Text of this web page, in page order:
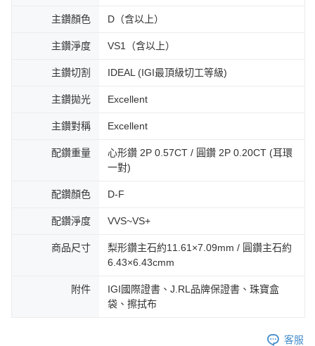
主鑽顏色 D（含以上）
主鑽淨度 VS1（含以上）
主鑽切割 IDEAL (IGI最頂級切工等級)
主鑽拋光 Excellent
主鑽對稱 Excellent
配鑽重量
心形鑽 2P 0.57CT / 圓鑽 2P 0.20CT (耳環
一對)
配鑽顏色 D-F
配鑽淨度 VVS~VS+
商品尺寸
梨形鑽主石約11.61×7.09mm / 圓鑽主石約
6.43×6.43cmm
附件
IGI國際證書、J.RL品牌保證書、珠寶盒
袋、擦拭布
客服